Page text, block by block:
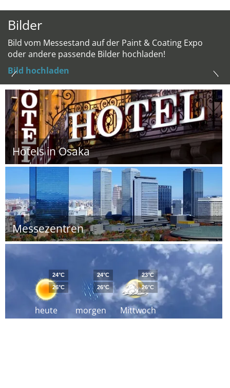
Bilder
Bild vom Messestand auf der Paint & Coating Expo
oder andere passende Bilder hochladen!
Bild hochladen
Hotels in Osaka
Messezentren
heute
24°C
26°C
morgen
24°C
26°C
Mittwoch
23°C
26°C